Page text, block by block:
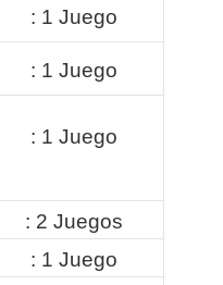
: 1 Juego
: 1 Juego
: 1 Juego
: 2 Juegos
: 1 Juego